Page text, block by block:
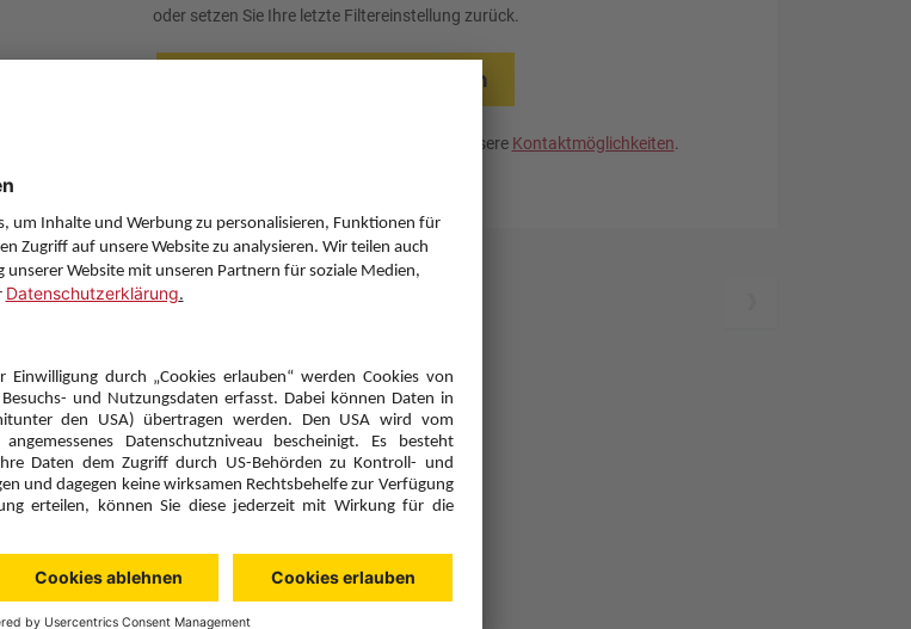
oder setzen Sie Ihre letzte Filtereinstellung zurück.
Letzten Filter zurücksetzen
Sie haben eine Frage? Wir helfen Ihnen gerne weiter. Nutzen Sie unsere Kontaktmöglichkeiten.